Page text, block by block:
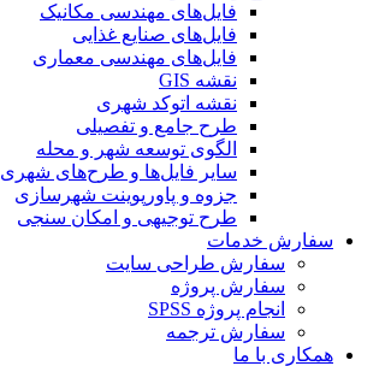
فایل‌های مهندسی مکانیک
فایل‌های صنایع غذایی
فایل‌های مهندسی معماری
نقشه GIS
نقشه اتوکد شهری
طرح جامع و تفصیلی
الگوی توسعه شهر و محله
سایر فایل‌ها و طرح‌های شهری
جزوه و پاورپوینت شهرسازی
طرح توجیهی و امکان سنجی
سفارش خدمات
سفارش طراحی سایت
سفارش پروژه
انجام پروژه SPSS
سفارش ترجمه
همکاری با ما